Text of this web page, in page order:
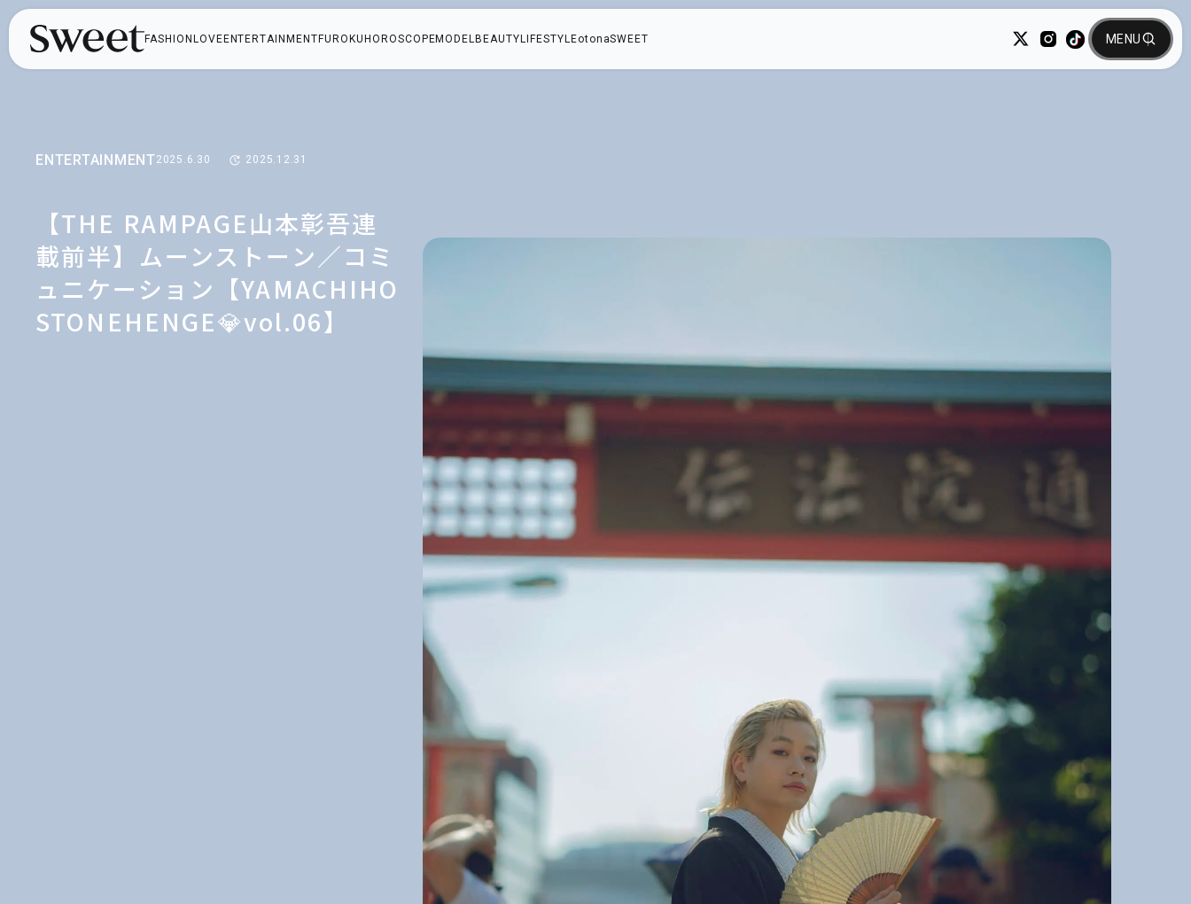
FASHION LOVE ENTERTAINMENT FUROKU HOROSCOPEMODEL BEAUTY LIFESTYLEotonaSWEET
ENTERTAINMENT2025.6.30 2025.12.31
【THE RAMPAGE山本彰吾連
載前半】ムーンストーン／コミ
ュニケーション【YAMACHIHO
STONEHENGE💎vol.06】